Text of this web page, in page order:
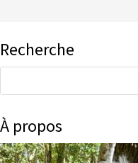
Recherche
À propos